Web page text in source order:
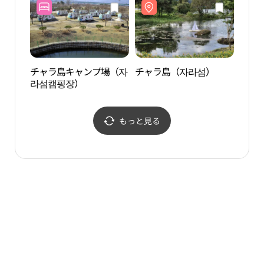
チャラ島キャンプ場（자
라섬캠핑장）
チャラ島（자라섬）
もっと見る